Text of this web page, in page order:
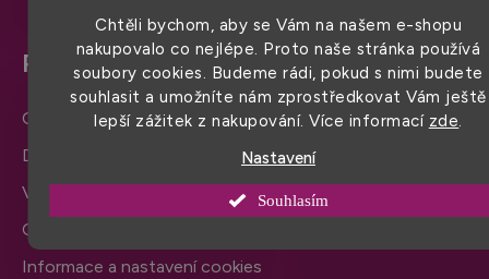
Chtěli bychom, aby se Vám na našem e-shopu
nakupovalo co nejlépe. Proto naše stránka používá
soubory cookies. Budeme rádi, pokud s nimi budete
souhlasit a umožníte nám zprostředkovat Vám ještě
lepší zážitek z nakupování. Více informací zde.
Nastavení
Souhlasím
Pro snadný nákup
Obchodní podmínky
Doprava a platba
Výměna zboží a reklamace
Ochrana osobních údajů
Informace a nastavení cookies